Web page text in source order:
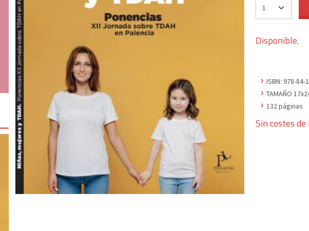
Disponible.
ISBN: 978-84-
TAMAÑO
132 páginas
Sin costes